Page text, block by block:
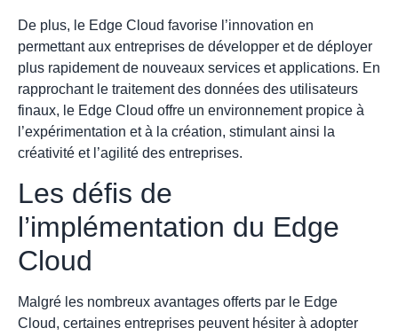
De plus, le Edge Cloud favorise l’innovation en
permettant aux entreprises de développer et de déployer
plus rapidement de nouveaux services et applications. En
rapprochant le traitement des données des utilisateurs
finaux, le Edge Cloud offre un environnement propice à
l’expérimentation et à la création, stimulant ainsi la
créativité et l’agilité des entreprises.
Les défis de
l’implémentation du Edge
Cloud
Malgré les nombreux avantages offerts par le Edge
Cloud, certaines entreprises peuvent hésiter à adopter